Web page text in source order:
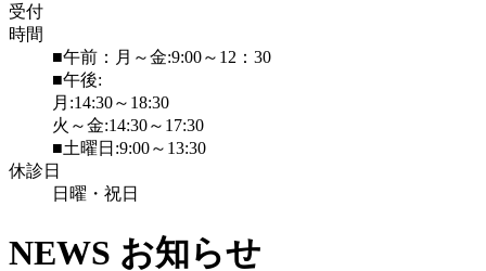
受付
時間
■午前：月～金:9:00～12：30
■午後:
月:14:30～18:30
火～金:14:30～17:30
■土曜日:9:00～13:30
休診日
日曜・祝日
NEWS お知らせ